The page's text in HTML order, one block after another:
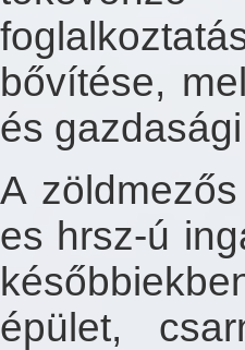
bővítése,
és
A
es hrsz-ú
épület,